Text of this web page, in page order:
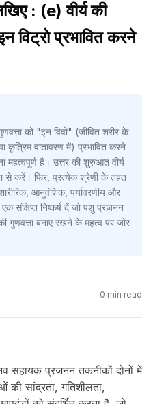
: (e) वीर्य की
विट्रो प्रभावित करने
को "इन विवो" (जीवित शरीर के
कृत्रिम वातावरण में) प्रभावित करने
है। उत्तर की शुरुआत वीर्य
से करें। फिर, प्रत्येक श्रेणी के तहत
आनुवंशिक, पर्यावरणीय और
संक्षिप्त निष्कर्ष दें जो पशु प्रजनन
गुणवत्ता बनाए रखने के महत्व पर जोर
0 min read
सहायक प्रजनन तकनीकों दोनों में
सांद्रता, गतिशीलता,